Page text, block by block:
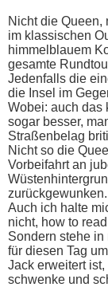
Nicht die Queen,
im klassischen
himmelblauem
gesamte
Jedenfalls die
die Insel im
Wobei: auch das
sogar besser,
Straßenbelag
Nicht so die
Vorbeifahrt an
zurückgewunken.
Auch ich halte
nicht, how to
Sondern stehe
für diesen Tag
Jack erweitert
schwenke und